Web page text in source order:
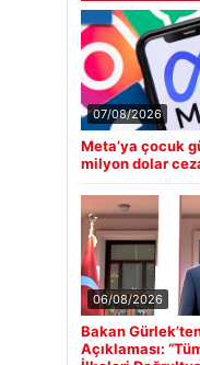
07/08/2026
Meta’ya çocuk
milyon dolar
06/08/2026
Bakan
Açıklaması: